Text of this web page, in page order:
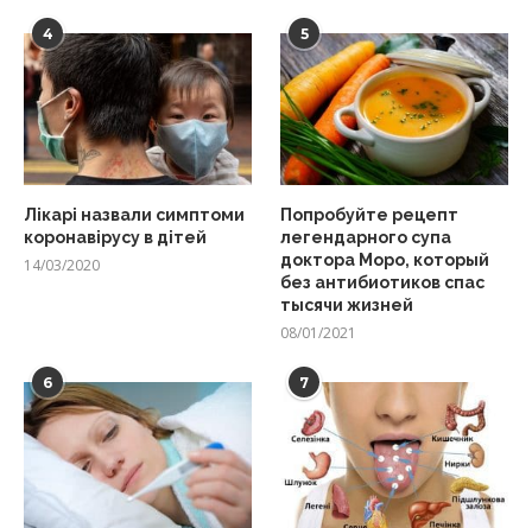
4
Лікарі назвали симптоми
коронавірусу в дітей
14/03/2020
5
Попробуйте рецепт
легендарного супа
доктора Моро, который
без антибиотиков спас
тысячи жизней
08/01/2021
6 7